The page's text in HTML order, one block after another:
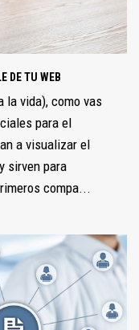
DE TU WEB
la vida), como vas
para el
a visualizar el
sirven para
compa...